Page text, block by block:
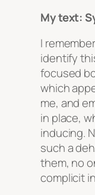
My text:
I
identify
focused
which
me, and
in place,
inducing.
such a
them, no
complicit